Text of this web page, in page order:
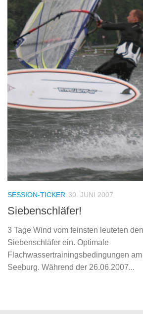
SESSION-TICKER 30. JUNI 2007
Siebenschläfer!
3 Tage Wind vom feinsten leuteten
Siebenschläfer ein. Optimale
Flachwassertrainingsbedingungen
Seeburg. Während der 26.06.2007...